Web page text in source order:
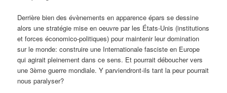
Derrière bien des évènements en apparence épars se dessine
alors une stratégie mise en oeuvre par les États-Unis (institutions
et forces économico-politiques) pour maintenir leur domination
sur le monde: construire une Internationale fasciste en Europe
qui agirait pleinement dans ce sens. Et pourrait déboucher vers
une 3ème guerre mondiale. Y parviendront-ils tant la peur pourrait
nous paralyser?